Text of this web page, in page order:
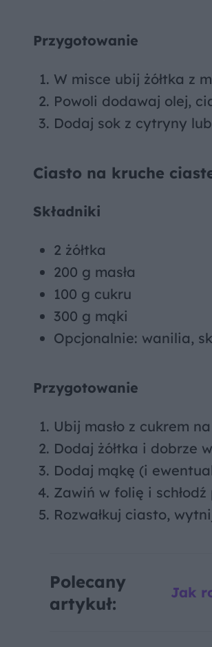
Przygotowanie
W misce ubij żółtka z
Powoli dodawaj olej,
Dodaj sok z cytryny
Ciasto na kruche
Składniki
2 żółtka
200 g masła
100 g cukru
300 g mąki
Opcjonalnie: wanilia,
Przygotowanie
Ubij masło z cukrem
Dodaj żółtka i dobrze
Dodaj mąkę (i
Zawiń w folię i
Rozwałkuj ciasto,
Polecany
artykuł:
Jak